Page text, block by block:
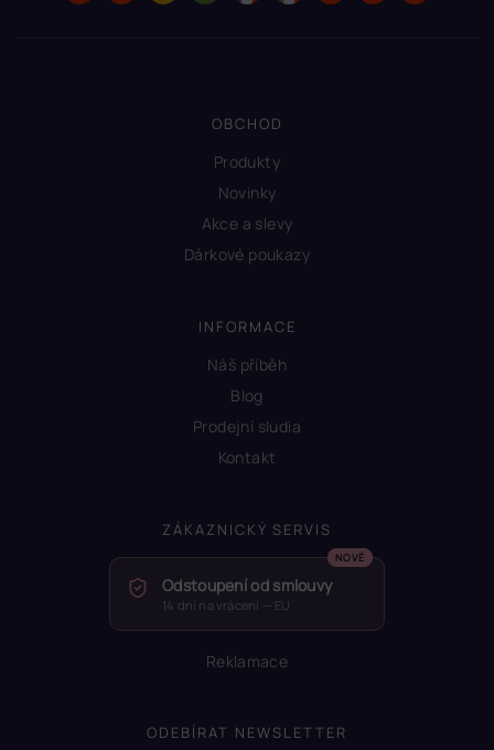
OBCHOD
Produkty
Novinky
Akce a slevy
Dárkové poukazy
INFORMACE
Náš příběh
Blog
Prodejní sludia
Kontakt
ZÁKAZNICKÝ SERVIS
Odstoupení od smlouvy
14 dní na vrácení — EU
Reklamace
ODEBÍRAT NEWSLETTER